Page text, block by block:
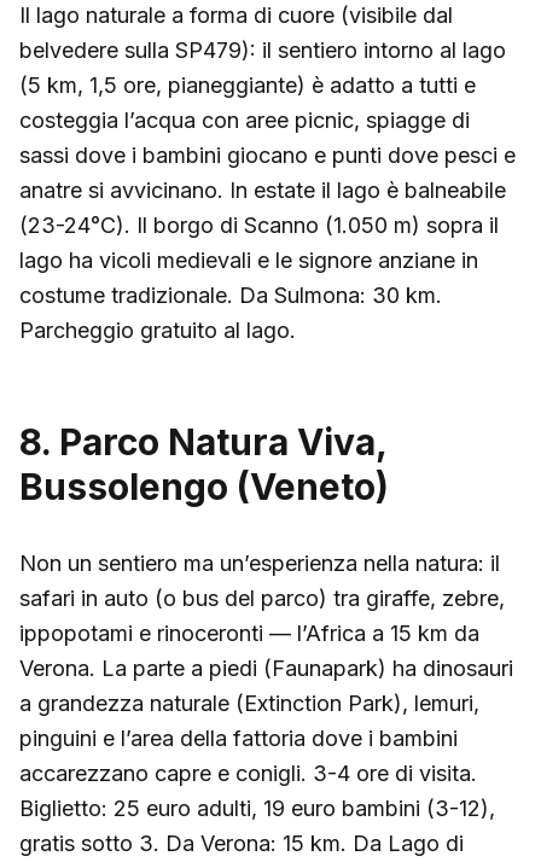
Il lago naturale a forma di cuore (visibile dal
belvedere sulla SP479): il sentiero intorno al lago
(5 km, 1,5 ore, pianeggiante) è adatto a tutti e
costeggia l’acqua con aree picnic, spiagge di
sassi dove i bambini giocano e punti dove pesci e
anatre si avvicinano. In estate il lago è balneabile
(23-24°C). Il borgo di Scanno (1.050 m) sopra il
lago ha vicoli medievali e le signore anziane in
costume tradizionale. Da Sulmona: 30 km.
Parcheggio gratuito al lago.
8. Parco Natura Viva,
Bussolengo (Veneto)
Non un sentiero ma un’esperienza nella natura: il
safari in auto (o bus del parco) tra giraffe, zebre,
ippopotami e rinoceronti — l’Africa a 15 km da
Verona. La parte a piedi (Faunapark) ha dinosauri
a grandezza naturale (Extinction Park), lemuri,
pinguini e l’area della fattoria dove i bambini
accarezzano capre e conigli. 3-4 ore di visita.
Biglietto: 25 euro adulti, 19 euro bambini (3-12),
gratis sotto 3. Da Verona: 15 km. Da Lago di